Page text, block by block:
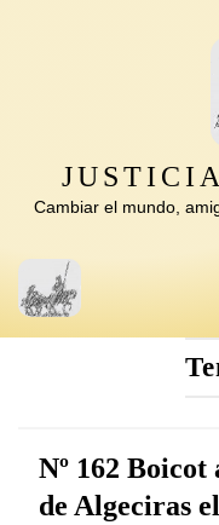
Cambiar el mundo,
Nº 162 Boicot
de Algeciras